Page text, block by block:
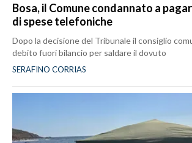
Bosa, il Comune condannato a
di spese telefoniche
Dopo la decisione del Tribunale il consiglio
debito fuori bilancio per saldare il dovuto
SERAFINO CORRIAS